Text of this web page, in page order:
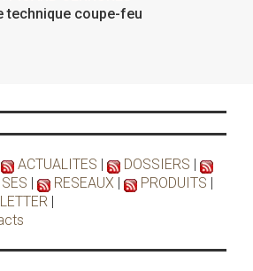
technique coupe-feu
ACTUALITES | DOSSIERS |
| RESEAUX | PRODUITS |
|